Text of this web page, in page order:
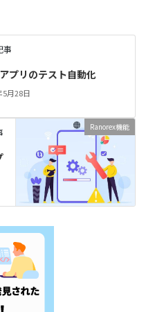
事
プリのテスト自動化
5月28日
Ranorex機能